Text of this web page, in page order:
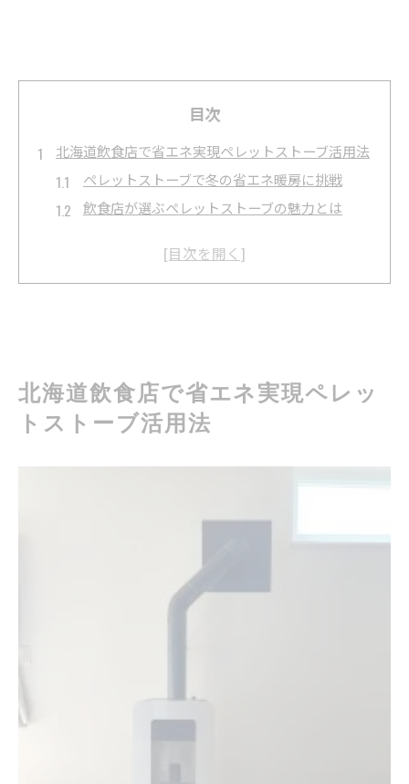
目次
北海道飲食店で省エネ実現ペレットストーブ活用法
ペレットストーブで冬の省エネ暖房に挑戦
飲食店が選ぶペレットストーブの魅力とは
省エネ効果を高めるペレットストーブ運用法
快適な温度管理を叶えるペレットストーブ活用
飲食店に最適なペレットストーブ設置ポイント
ペレットストーブがもたらす店内の居心地向上
顧客満足度が高まるペレットストーブの特徴
コスト削減策として注目のペレットストーブ選び方
ペレットストーブ選定でランニングコストを抑
コスト削減につながるペレットストーブ比較法
飲食店向けペレットストーブ選びの判断基準
北海道飲食店で省エネ実現ペレッ
トストーブ活用法